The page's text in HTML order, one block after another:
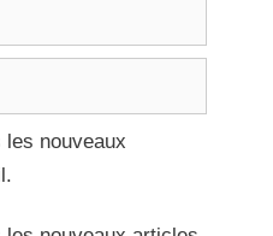
les nouveaux